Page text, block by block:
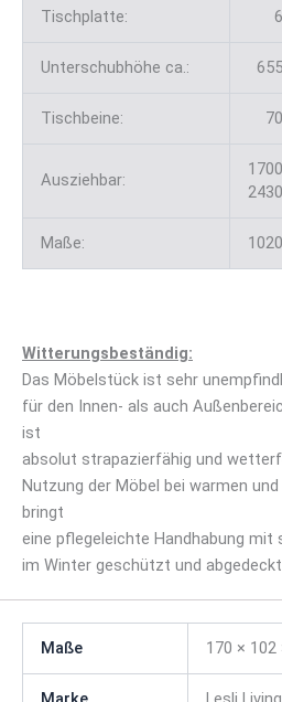
Tischplatte:
Unterschubhöhe ca.:
Tischbeine:
Ausziehbar:
Maße:
Witterungsbeständig:
Das Möbelstück ist sehr
für den Innen- als auch
ist
absolut strapazierfähig und
Nutzung der Möbel bei warmen
bringt
eine pflegeleichte Handhabung
im Winter geschützt und
Maße 170 × 102